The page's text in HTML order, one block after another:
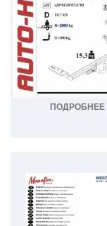
ПОДРОБНЕЕ